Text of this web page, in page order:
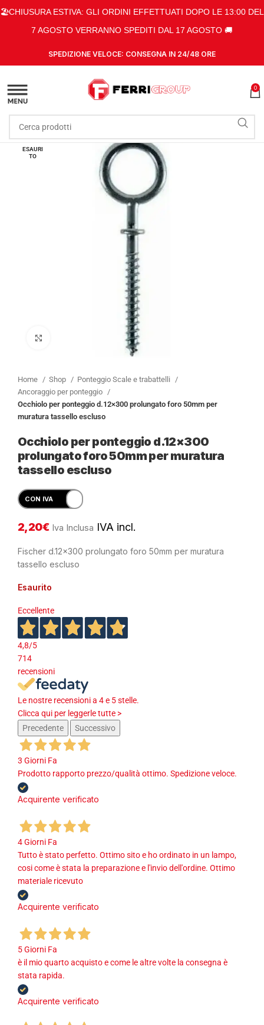
🏖️CHIUSURA ESTIVA: GLI ORDINI EFFETTUATI DOPO LE 13:00 DEL
7 AGOSTO VERRANNO SPEDITI DAL 17 AGOSTO 🚚
SPEDIZIONE VELOCE: CONSEGNA IN 24/48 ORE
0
ESAURI
TO
Home Shop
Ponteggio Scale e trabattelli
Ancoraggio per ponteggio
Occhiolo per ponteggio d.12×300 prolungato foro 50mm per
muratura tassello escluso
Occhiolo per ponteggio d.12×300
prolungato foro 50mm per muratura
tassello escluso
2,20€ Iva Inclusa IVA incl.
Fischer d.12×300 prolungato foro 50mm per muratura
tassello escluso
Esaurito
Eccellente
4,8/5
714
recensioni
Le nostre recensioni a 4 e 5 stelle.
Clicca qui per leggerle tutte >
Precedente
Successivo
3 Giorni Fa
Prodotto rapporto prezzo/qualità ottimo. Spedizione veloce.
Acquirente verificato
4 Giorni Fa
Tutto è stato perfetto. Ottimo sito e ho ordinato in un lampo,
cosi come è stata la preparazione e l'invio dell'ordine. Ottimo
materiale ricevuto
Acquirente verificato
5 Giorni Fa
è il mio quarto acquisto e come le altre volte la consegna è
stata rapida.
Acquirente verificato